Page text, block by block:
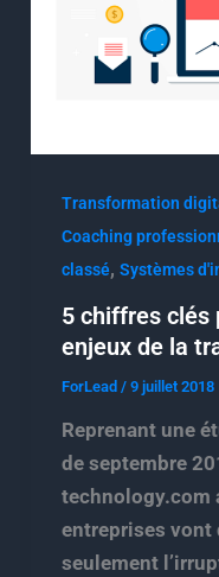
Transformation
Coaching
classé, Systèmes
5 chiffres clés
enjeux de la
ForLead / 9 juillet 2018
Reprenant une
de septembre
technology.com
entreprises vont
seulement